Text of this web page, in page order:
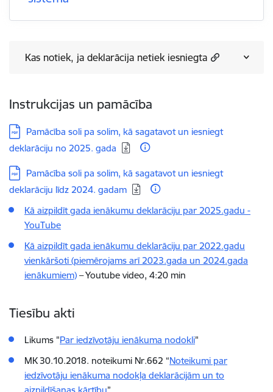
Kas notiek, ja deklarācija netiek iesniegta
Instrukcijas un pamācība
Lejupielādēt:
Pamācība soli pa solim, kā sagatavot un iesniegt
deklarāciju no 2025. gada
Lejupielādēt:
Pamācība soli pa solim, kā sagatavot un iesniegt
deklarāciju līdz 2024. gadam
Kā aizpildīt gada ienākumu deklarāciju par 2025.gadu -
YouTube
Kā aizpildīt gada ienākumu deklarāciju par 2022.gadu
vienkāršoti (piemērojams arī 2023.gada un 2024.gada
ienākumiem) – Youtube video, 4:20 min
Tiesību akti
Likums "Par iedzīvotāju ienākuma nodokli"
MK 30.10.2018. noteikumi Nr.662 “Noteikumi par
iedzīvotāju ienākuma nodokļa deklarācijām un to